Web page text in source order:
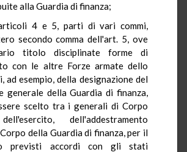
alla Guardia di finanza;
4 e 5, parti di vari commi,
secondo comma dell'art. 5, ove
titolo disciplinate forme di
con le altre Forze armate dello
ad esempio, della designazione del
generale della Guardia di finanza,
scelto tra i generali di Corpo
dell'addestramento
della Guardia di finanza, per il
previsti accordi con gli stati